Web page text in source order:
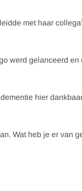
met haar
werd gelanceerd
hier
Wat heb je er van